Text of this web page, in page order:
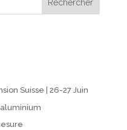
Suisse | 26-27 Juin